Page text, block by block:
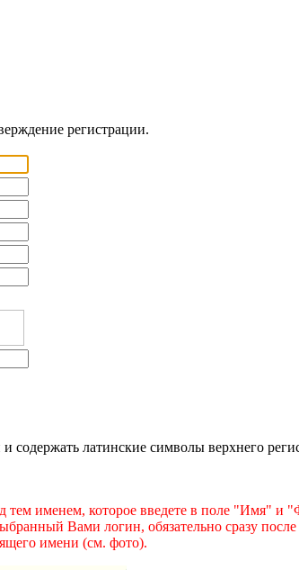
регистрации.
содержать латинские символы верхнего
тем именем, которое введете в поле "Имя" и
Вами логин, обязательно сразу
имени (см. фото).